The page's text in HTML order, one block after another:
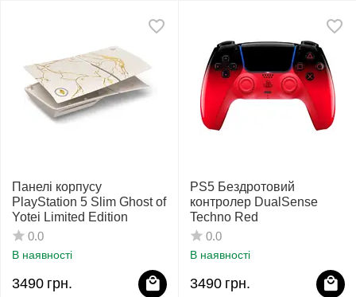
Панелі корпусу
PlayStation 5 Slim Ghost of
Yotei Limited Edition
0.0
В наявності
3490 грн.
PS5 Бездротовий
контролер DualSense
Techno Red
0.0
В наявності
3490 грн.